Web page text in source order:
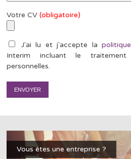
Votre CV(obligatoire)
J'ai lu et j'accepte la
Interim incluant le
personnelles.
Vous êtes une entreprise ?